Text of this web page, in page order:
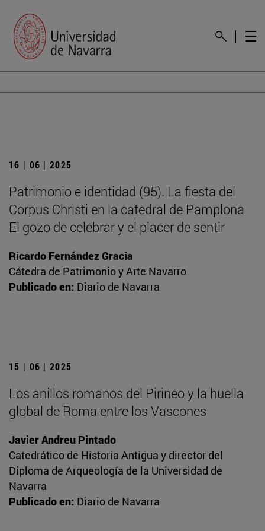
16 | 06 | 2025
Patrimonio e identidad (95). La fiesta del
Corpus Christi en la catedral de Pamplona
El gozo de celebrar y el placer de sentir
Ricardo Fernández Gracia
Cátedra de Patrimonio y Arte Navarro
Publicado en: Diario de Navarra
15 | 06 | 2025
Los anillos romanos del Pirineo y la huella
global de Roma entre los Vascones
Javier Andreu Pintado
Catedrático de Historia Antigua y director del
Diploma de Arqueología de la Universidad de
Navarra
Publicado en: Diario de Navarra